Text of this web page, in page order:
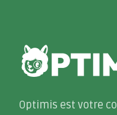
Optimis est votre